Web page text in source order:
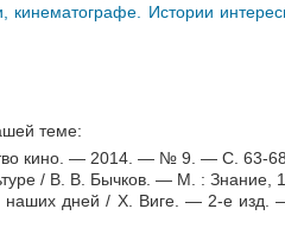
кинематографе. Истории
теме:
кино. — 2014. — № 9. — С. 63-68
/ В. В. Бычков. — М. : Знание,
наших дней / Х. Виге. — 2-е